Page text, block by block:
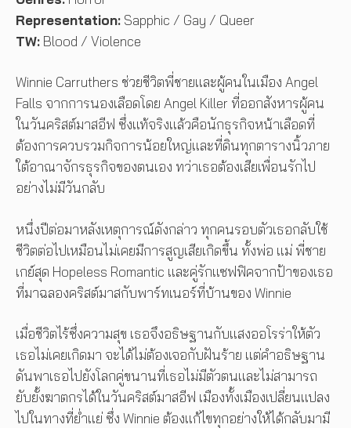
Representation: Sapphic / Gay / Queer
TW: Blood / Violence
Winnie Carruthers ช่วยชีวิตพี่ชายและผู้คนในเมือง Angel
Falls จากการนองเลือดโดย Angel Killer ที่ออกสังหารผู้คน
ในวันคริสต์มาสอีฟ ซึ่งแท้จริงแล้วคือนักธุรกิจหน้าเลือดที่
ต้องการควบรวมกิจการน้อยใหญ่และที่ดินทุกตารางนิ้วภาย
ใต้อาณาจักรธุรกิจของตนเอง ทว่าเธอต้องเสียเพื่อนรักไป
อย่างไม่มีวันกลับ
หนึ่งปีต่อมาหลังเหตุการณ์ดังกล่าว ทุกคนรอบตัวเธอกลับใช้
ชีวิตต่อไปเหมือนไม่เคยมีการสูญเสียเกิดขึ้น ทั้งพ่อ แม่ พี่ชาย
เกย์สุด Hopeless Romantic และคู่รักแซฟฟิคจากป้าของเธอ
ที่มาฉลองคริสต์มาสกับพาร์ทเนอร์ที่บ้านของ Winnie
เมื่อชีวิตไร้ซึ่งความสุข เธอจึงอธิษฐานกับแสงออโรร่าให้ตัว
เธอไม่เคยเกิดมา จะได้ไม่ต้องเจอกับฝันร้าย แต่คำอธิษฐาน
ดันพาเธอไปยังโลกคู่ขนานที่เธอไม่มีตัวตนและไม่สามารถ
ยับยั้งฆาตกรได้ในวันคริสต์มาสอีฟ เมืองทั้งเมืองเปลี่ยนแปลง
ไปในทางที่ย่ำแย่ ซึ่ง Winnie ต้องแก้ไขทุกอย่างให้ได้กลับมามี